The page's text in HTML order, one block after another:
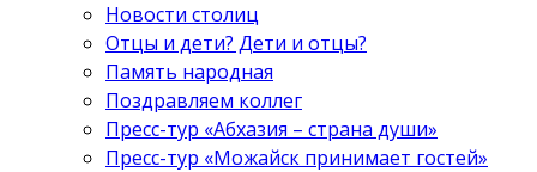
Новости столиц
Отцы и дети? Дети и отцы?
Память народная
Поздравляем коллег
Пресс-тур «Абхазия – страна души»
Пресс-тур «Можайск принимает гостей»